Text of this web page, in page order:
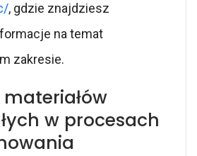
, gdzie znajdziesz
na temat
zakresie.
w procesach